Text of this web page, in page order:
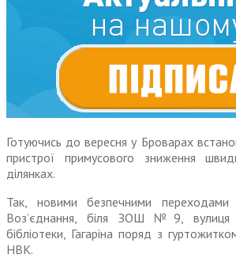
Готуючись до вересня у Броварах
пристрої примусового зниження
ділянках.
Так, новими безпечними переходами
Воз’єднання, біля ЗОШ №9, вулиця
бібліотеки, Гагаріна поряд з
НВК.